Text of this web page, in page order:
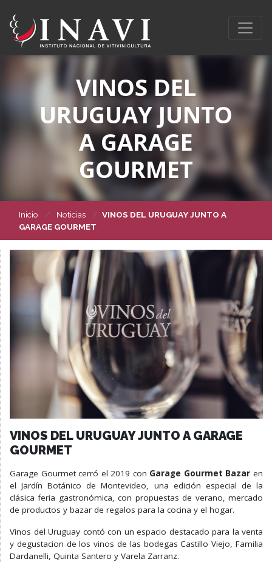
VINOS DEL
URUGUAY JUNTO
A GARAGE
GOURMET
Inicio Noticias
VINOS DEL URUGUAY JUNTO A
GARAGE GOURMET
VINOS DEL URUGUAY JUNTO A GARAGE
GOURMET
Garage Gourmet cerró el 2019 con Garage Gourmet Bazar en
el Jardín Botánico de Montevideo, una edición especial de la
clásica feria gastronómica, con propuestas de verano, mercado
de productos y bazar de regalos para la cocina y el hogar.
Vinos del Uruguay contó con un espacio destacado para la venta
y degustacion de los vinos de las bodegas Castillo Viejo, Familia
Dardanelli, Quinta Santero y Varela Zarranz.